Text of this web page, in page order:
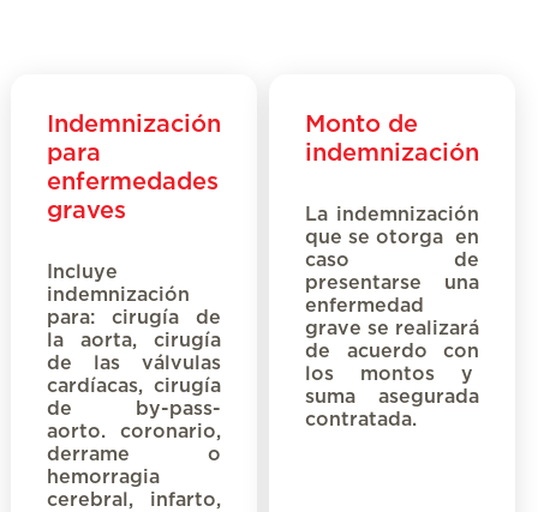
Indemnización
para
enfermedades
graves
Incluye
indemnización
para: cirugía de
la aorta, cirugía
de las válvulas
cardíacas, cirugía
de by-pass-
aorto. coronario,
derrame o
hemorragia
cerebral, infarto,
Monto de
indemnización
La indemnización
que se otorga en
caso de
presentarse una
enfermedad
grave se realizará
de acuerdo con
los montos y
suma asegurada
contratada.